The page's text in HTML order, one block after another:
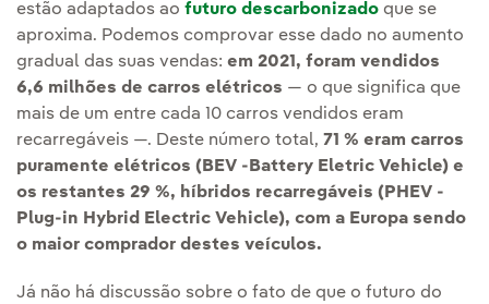
estão adaptados ao futuro descarbonizado que se
aproxima. Podemos comprovar esse dado no aumento
gradual das suas vendas: em 2021, foram vendidos
6,6 milhões de carros elétricos — o que significa que
mais de um entre cada 10 carros vendidos eram
recarregáveis —. Deste número total, 71 % eram carros
puramente elétricos (BEV -Battery Eletric Vehicle) e
os restantes 29 %, híbridos recarregáveis (PHEV -
Plug-in Hybrid Electric Vehicle), com a Europa sendo
o maior comprador destes veículos.
Já não há discussão sobre o fato de que o futuro do